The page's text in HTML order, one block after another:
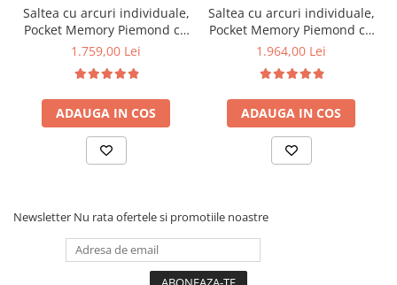
Saltea cu arcuri individuale,
Pocket Memory Piemond cu
topper, 160x200x32cm,
memory foam 2,5 cm, husa
matlasata, sistem de
aerisire perimetral,
greutate maxima sustinuta
100 kg/utilizator, Saltex
1.759,00 Lei
ADAUGA IN COS
Saltea cu arcuri individuale,
Pocket Memory Piemond cu
topper, 180x200x32cm,
memory foam 2,5 cm, husa
matlasata, sistem de
aerisire perimetral,
greutate maxima sustinuta
100 kg/utilizator, Saltex
1.964,00 Lei
ADAUGA IN COS
Newsletter Nu rata ofertele si promotiile noastre